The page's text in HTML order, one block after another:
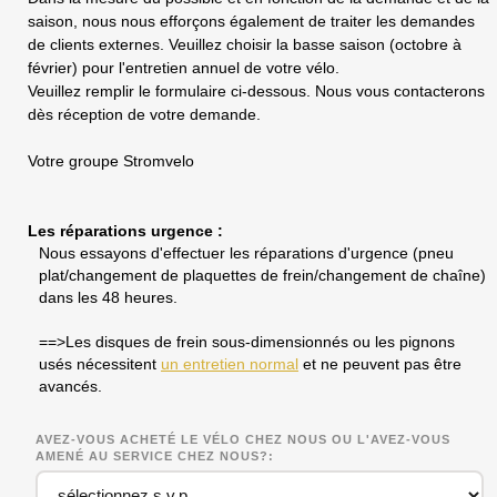
saison, nous nous efforçons également de traiter les demandes
de clients externes. Veuillez choisir la basse saison (octobre à
février) pour l'entretien annuel de votre vélo.
Veuillez remplir le formulaire ci-dessous. Nous vous contacterons
dès réception de votre demande.
Votre groupe Stromvelo
Les réparations urgence
Nous essayons d'effectuer les réparations d'urgence (pneu
plat/changement de plaquettes de frein/changement de chaîne)
dans les 48 heures.
==>Les disques de frein sous-dimensionnés ou les pignons
usés nécessitent un entretien normal et ne peuvent pas être
avancés.
AVEZ-VOUS ACHETÉ LE VÉLO CHEZ NOUS OU L'AVEZ-VOUS
AMENÉ AU SERVICE CHEZ NOUS?